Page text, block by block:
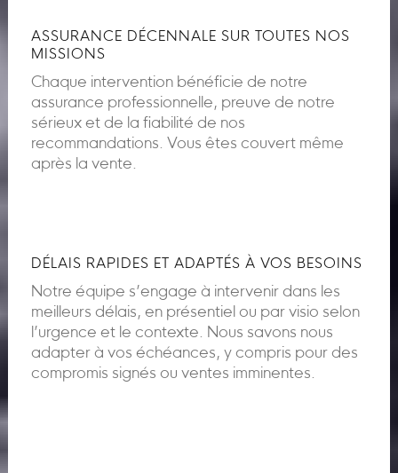
ASSURANCE DÉCENNALE SUR TOUTES NOS
MISSIONS
Chaque intervention bénéficie de notre
assurance professionnelle, preuve de notre
sérieux et de la fiabilité de nos
recommandations. Vous êtes couvert même
après la vente.
DÉLAIS RAPIDES ET ADAPTÉS À VOS BESOINS
Notre équipe s’engage à intervenir dans les
meilleurs délais, en présentiel ou par visio selon
l’urgence et le contexte. Nous savons nous
adapter à vos échéances, y compris pour des
compromis signés ou ventes imminentes.